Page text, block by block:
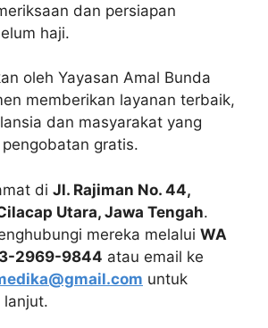
dan persiapan
haji.
oleh Yayasan Amal Bunda
memberikan layanan terbaik,
dan masyarakat yang
gratis.
di Jl. Rajiman No. 44,
Utara, Jawa Tengah.
mereka melalui WA
2969-9844 atau email ke
untuk
lanjut.